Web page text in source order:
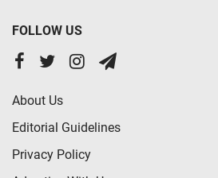
FOLLOW US
About Us
Editorial Guidelines
Privacy Policy